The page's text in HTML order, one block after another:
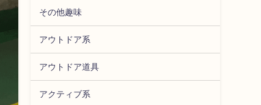
その他趣味
アウトドア系
アウトドア道具
アクティブ系